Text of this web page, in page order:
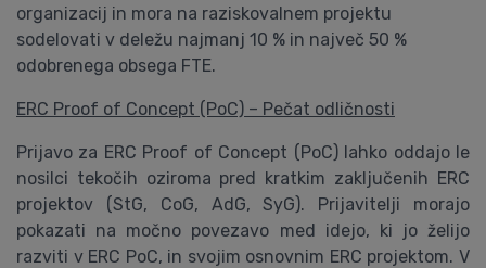
organizacij in mora na raziskovalnem projektu
sodelovati v deležu najmanj 10 % in največ 50 %
odobrenega obsega FTE.
ERC Proof of Concept (PoC) – Pečat odličnosti
Prijavo za ERC Proof of Concept (PoC) lahko oddajo le
nosilci tekočih oziroma pred kratkim zaključenih ERC
projektov (StG, CoG, AdG, SyG). Prijavitelji morajo
pokazati na močno povezavo med idejo, ki jo želijo
razviti v ERC PoC, in svojim osnovnim ERC projektom. V